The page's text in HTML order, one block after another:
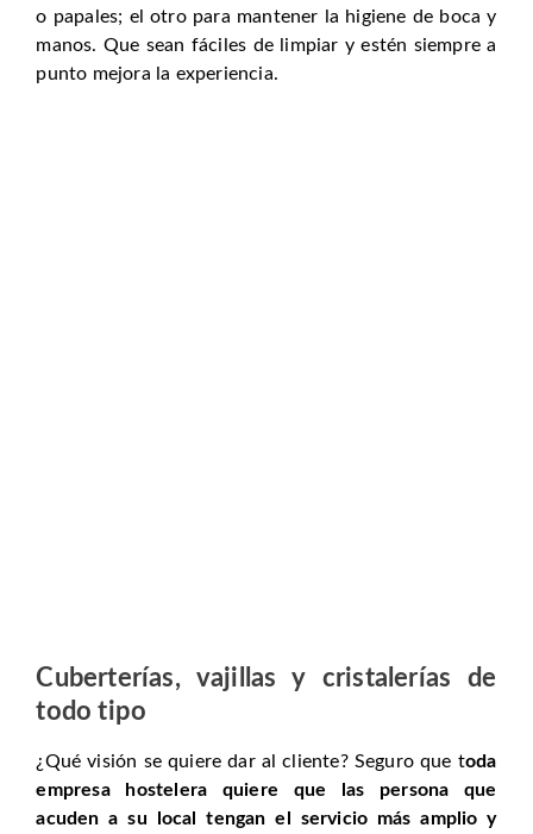
o papales; el otro para mantener la higiene de boca y
manos. Que sean fáciles de limpiar y estén siempre a
punto mejora la experiencia.
Cuberterías, vajillas y cristalerías de
todo tipo
¿Qué visión se quiere dar al cliente? Seguro que toda
empresa hostelera quiere que las persona que
acuden a su local tengan el servicio más amplio y